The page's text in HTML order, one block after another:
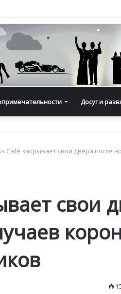
Досуг и
Café закрывает свои двери после
свои